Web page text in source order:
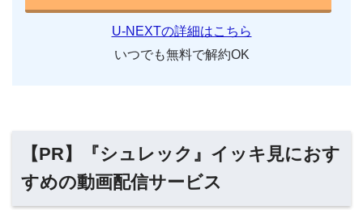
U-NEXTの詳細はこちら
いつでも無料で解約OK
【PR】『シュレック』イッキ見におす
すめの動画配信サービス